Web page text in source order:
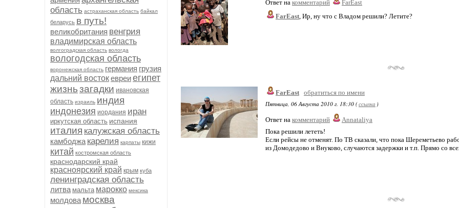
область астраханская область байкал
беларусь в путь!
великобритания венгрия
владимирская область
волгоградская область вологда
вологодская область
воронежская область германия грузия
дальний востокевреиегипет
жизньзагадки ивановская
область израиль индия
индонезия иордания иран
иркутская область испания
италия калужская область
камбоджа карелия карпаты кижи
китай костромская область
краснодарский край
красноярский край крым куба
ленинградская область
литва мальта марокко мексика
молдова москва
Ответ на комментарий
FarEast
FarEast, Ир, ну что с Владом решили? Летите?
FarEast обратиться по имени
Пятница, 06 Августа 2010 г. 18:30 (ссылка )
Ответ на комментарий
Annataliya
Пока решили лететь!
Если рейсы не отменят. По ТВ сказали, что пока Шереметьево
из Домодедово и Внуково, случаются задержки и т.п. Прямо со